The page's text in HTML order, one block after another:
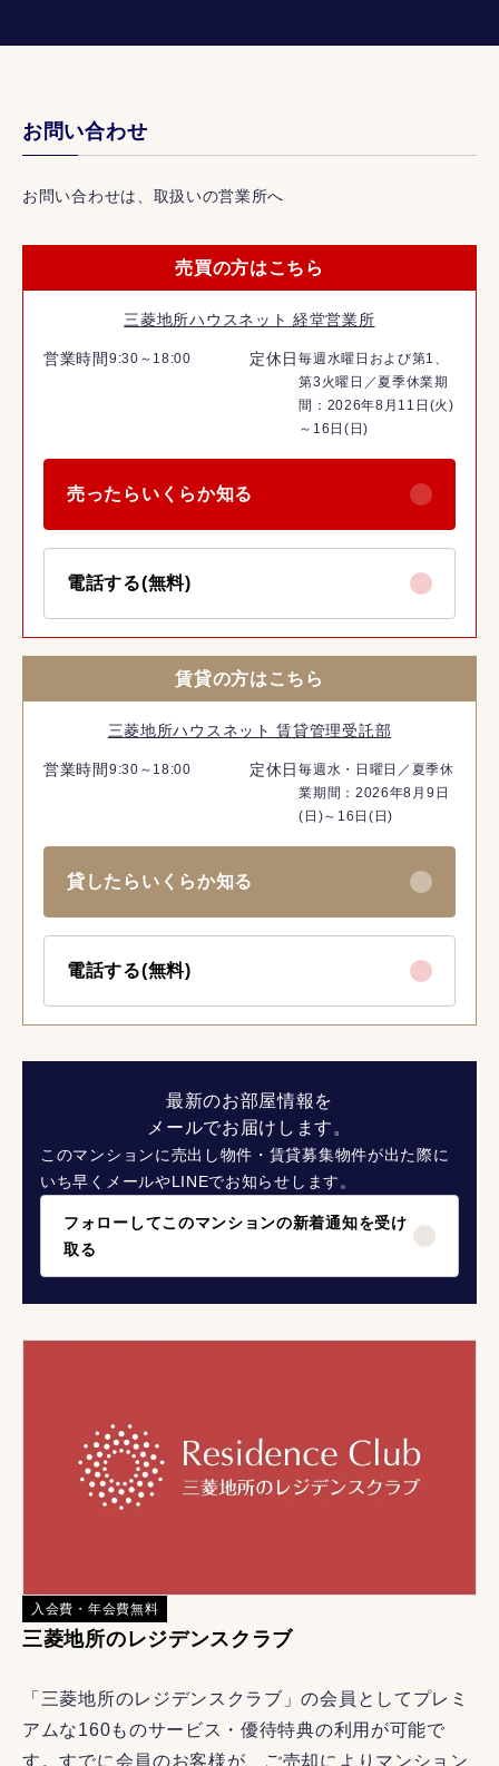
お問い合わせ
お問い合わせは、取扱いの営業所へ
売買の方はこちら
三菱地所ハウスネット 経堂営業所
営業時間 9:30～18:00 定休日毎週水曜日および第1、
第3火曜日／夏季休業期
間：2026年8月11日(火)
～16日(日)
売ったらいくらか知る
電話する(無料)
賃貸の方はこちら
三菱地所ハウスネット 賃貸管理受託部
営業時間 9:30～18:00 定休日毎週水・日曜日／夏季休
業期間：2026年8月9日
(日)～16日(日)
貸したらいくらか知る
電話する(無料)
最新のお部屋情報を
メールでお届けします。
このマンションに売出し物件・賃貸募集物件が出た際に
いち早くメールやLINEでお知らせします。
フォローしてこのマンションの新着通知を受け
取る
入会費・年会費無料
三菱地所のレジデンスクラブ
「三菱地所のレジデンスクラブ」の会員としてプレミ
アムな160ものサービス・優待特典の利用が可能で
す。すでに会員のお客様が、ご売却によりマンション